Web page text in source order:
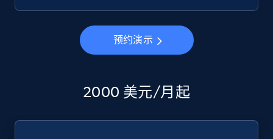
预约演示
2000 美元/月起